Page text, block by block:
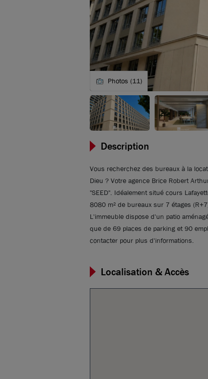
Photos (11)
Description
Vous recherchez des bureaux à la
Dieu ? Votre agence Brice Robert
"SEED". Idéalement situé cours
8080 m² de bureaux sur 7 étages
L'immeuble dispose d'un patio
que de 69 places de parking et 90
contacter pour plus d'informations.
Localisation & Accès